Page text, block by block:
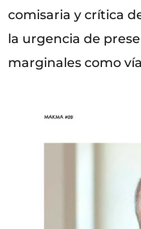
comisaria y crítica
la urgencia de
marginales como